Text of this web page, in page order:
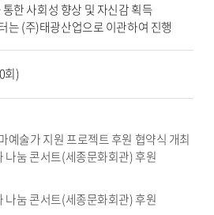
한 사회성 향상 및 자신감 획득
는 (주)태광산업으로 이관하여 진행
회)
예술가 지원 프로젝트 후원 협약식 개최
나눔 콘서트(세종문화회관) 후원
나눔 콘서트(세종문화회관) 후원